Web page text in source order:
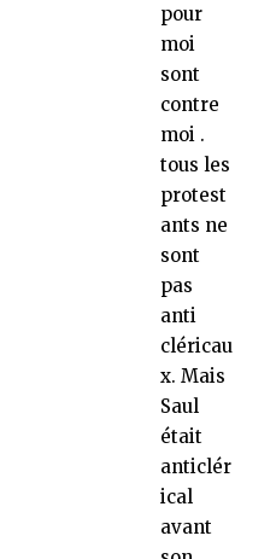
pour
moi
sont
contre
moi .
tous les
protest
ants ne
sont
pas
anti
cléricau
x. Mais
Saul
était
anticlér
ical
avant